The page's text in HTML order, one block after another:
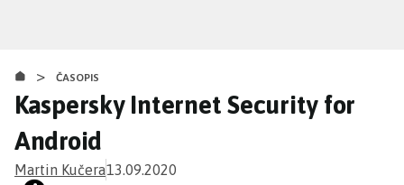
obsahu
> ČASOPIS
Kaspersky Internet Security for
Android
Martin Kučera13.09.2020